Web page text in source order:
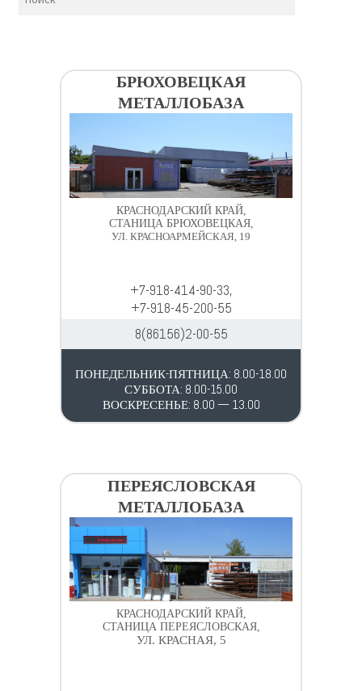
БРЮХОВЕЦКАЯ
МЕТАЛЛОБАЗА
КРАСНОДАРСКИЙ КРАЙ,
СТАНИЦА БРЮХОВЕЦКАЯ,
УЛ. КРАСНОАРМЕЙСКАЯ, 19
+7-918-414-90-33,
+7-918-45-200-55
8(86156)2-00-55
ПОНЕДЕЛЬНИК-ПЯТНИЦА: 8.00-18.00
СУББОТА: 8.00-15.00
ВОСКРЕСЕНЬЕ: 8.00 — 13.00
ПЕРЕЯСЛОВСКАЯ
МЕТАЛЛОБАЗА
КРАСНОДАРСКИЙ КРАЙ,
СТАНИЦА ПЕРЕЯСЛОВСКАЯ,
УЛ. КРАСНАЯ, 5